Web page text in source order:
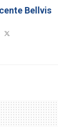
Bellvis